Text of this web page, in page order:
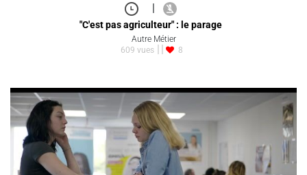
|
"C'est pas agriculteur" : le parage
Autre Métier
609 vues
8